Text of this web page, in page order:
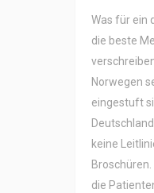
Was für ein
die beste
Norwegen
eingestuft
keine
die